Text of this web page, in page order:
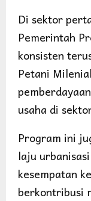
Di sektor
Pemerintah
konsisten
Petani
usaha di
Program ini
laju
kesempatan
berkontribusi